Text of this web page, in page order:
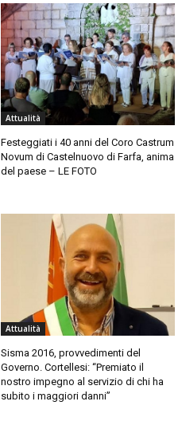
Attualità
Festeggiati i 40 anni del Coro Castrum
Novum di Castelnuovo di Farfa, anima
del paese – LE FOTO
Attualità
Sisma 2016, provvedimenti del
Governo. Cortellesi: “Premiato il
nostro impegno al servizio di chi ha
subito i maggiori danni”